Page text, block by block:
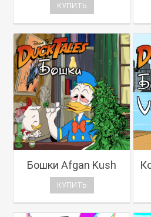
КУПИТЬ
Бошки Afgan Kush
КУПИТЬ